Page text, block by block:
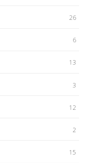
26
6
13
3
12
2
15